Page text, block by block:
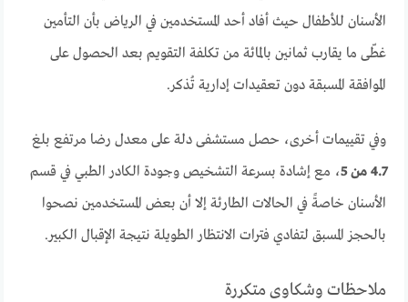
الأسنان للأطفال حيث أفاد أحد المستخدمين في الرياض بأن التأمين
غطّى ما يقارب ثمانين بالمائة من تكلفة التقويم بعد الحصول على
الموافقة المسبقة دون تعقيدات إدارية تُذكر.
وفي تقييمات أخرى، حصل مستشفى دلة على معدل رضا مرتفع بلغ
4.7 من 5
، مع إشادة بسرعة التشخيص وجودة الكادر الطبي في قسم
الأسنان خاصةً في الحالات الطارئة إلا أن بعض المستخدمين نصحوا
بالحجز المسبق لتفادي فترات الانتظار الطويلة نتيجة الإقبال الكبير.
ملاحظات وشكاوى متكررة